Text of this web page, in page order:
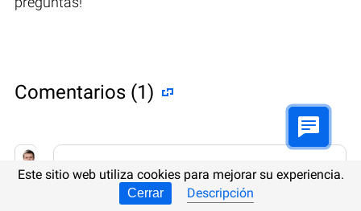
Comentarios (1)
Hetman Software: Data Recovery
9.08.2022 12:31#
Este sitio web utiliza cookies para mejorar su experiencia.
Cerrar Descripción